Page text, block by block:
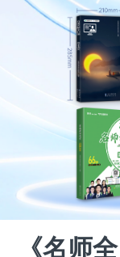
《名师